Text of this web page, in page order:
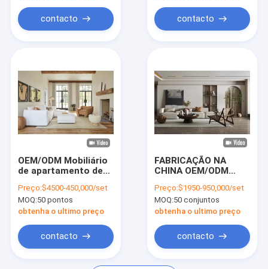
Produtos
Vídeos
Espetáculo VR
Controle de Qualidade
Contacte-nos
personalizados ao
melhor preço
contacto
maciçacontacto
OEM/ODM Mobiliário
de apartamento de
personalizado com
quarto conjunto com
armazenamento
Design de luxo
Preço:$4500-450,000/set
MOQ:50 pontos
obtenha o ultimo preço
contacto
FABRICAÇÃO NA
CHINA OEM/ODM
PARA
APARTAMENTOS,
MOBILIÁRIO PARA
ESSENCIAIS PARA
ESPAÇOS DE
CONVÍVIO COM O
MELHOR PREÇO
Preço:$1950-950,000/set
MOQ:50 conjuntos
obtenha o ultimo preço
contacto